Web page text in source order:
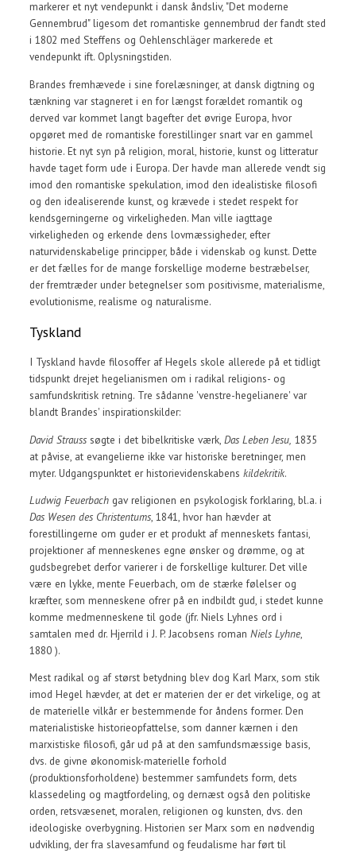
markerer et nyt vendepunkt i dansk åndsliv, "Det moderne
Gennembrud" ligesom det romantiske gennembrud der fandt sted
i 1802 med Steffens og Oehlenschläger markerede et
vendepunkt ift. Oplysningstiden.
Brandes fremhævede i sine forelæsninger, at dansk digtning og
tænkning var stagneret i en for længst forældet romantik og
derved var kommet langt bagefter det øvrige Europa, hvor
opgøret med de romantiske forestillinger snart var en gammel
historie. Et nyt syn på religion, moral, historie, kunst og litteratur
havde taget form ude i Europa. Der havde man allerede vendt sig
imod den romantiske spekulation, imod den idealistiske filosofi
og den idealiserende kunst, og krævede i stedet respekt for
kendsgerningerne og virkeligheden. Man ville iagttage
virkeligheden og erkende dens lovmæssigheder, efter
naturvidenskabelige principper, både i videnskab og kunst. Dette
er det fælles for de mange forskellige moderne bestræbelser,
der fremtræder under betegnelser som positivisme, materialisme,
evolutionisme, realisme og naturalisme.
Tyskland
I Tyskland havde filosoffer af Hegels skole allerede på et tidligt
tidspunkt drejet hegelianismen om i radikal religions- og
samfundskritisk retning. Tre sådanne 'venstre-hegelianere' var
blandt Brandes' inspirationskilder:
David Strauss søgte i det bibelkritiske værk,Das Leben Jesu, 1835
at påvise, at evangelierne ikke var historiske beretninger, men
myter. Udgangspunktet er historievidenskabenskildekritik.
Ludwig Feuerbach gav religionen en psykologisk forklaring, bl.a. i
Das Wesen des Christentums, 1841, hvor han hævder at
forestillingerne om guder er et produkt af menneskets fantasi,
projektioner af menneskenes egne ønsker og drømme, og at
gudsbegrebet derfor varierer i de forskellige kulturer. Det ville
være en lykke, mente Feuerbach, om de stærke følelser og
kræfter, som menneskene ofrer på en indbildt gud, i stedet kunne
komme medmenneskene til gode (jfr. Niels Lyhnes ord i
samtalen med dr. Hjerrild i J. P. Jacobsens romanNiels Lyhne,
1880 ).
Mest radikal og af størst betydning blev dog Karl Marx, som stik
imod Hegel hævder, at det er materien der er det virkelige, og at
de materielle vilkår er bestemmende for åndens former. Den
materialistiske historieopfattelse, som danner kærnen i den
marxistiske filosofi, går ud på at den samfundsmæssige basis,
dvs. de givne økonomisk-materielle forhold
(produktionsforholdene) bestemmer samfundets form, dets
klassedeling og magtfordeling, og dernæst også den politiske
orden, retsvæsenet, moralen, religionen og kunsten, dvs. den
ideologiske overbygning. Historien ser Marx som en nødvendig
udvikling, der fra slavesamfund og feudalisme har ført til